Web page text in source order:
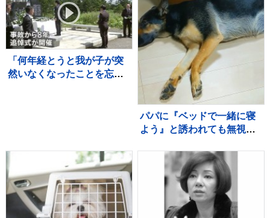
「何年経とうと我が子が突
然いなくなったことを忘れ
パパに『ベッドで一緒に寝
よう』と誘われても無視す
らさま過ぎる『態度の違
い』に反響「ハッキリｗ」
「パパどんまい」